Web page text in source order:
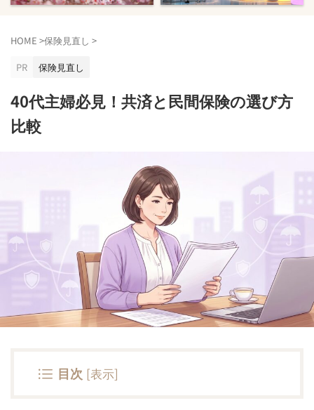
HOME >保険見直し >
PR
保険見直し
40代主婦必見！共済と民間保険の選び方
比較
目次 [表示]